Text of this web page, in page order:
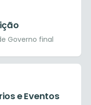
Governo final
e Eventos